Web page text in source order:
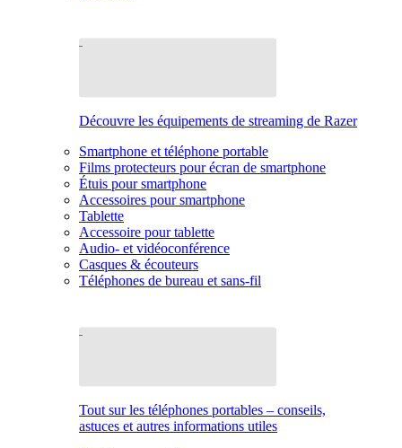
Découvre les équipements de streaming de Razer
Smartphone et téléphone portable
Films protecteurs pour écran de smartphone
Étuis pour smartphone
Accessoires pour smartphone
Tablette
Accessoire pour tablette
Audio- et vidéoconférence
Casques & écouteurs
Téléphones de bureau et sans-fil
Tout sur les téléphones portables – conseils,
astuces et autres informations utiles